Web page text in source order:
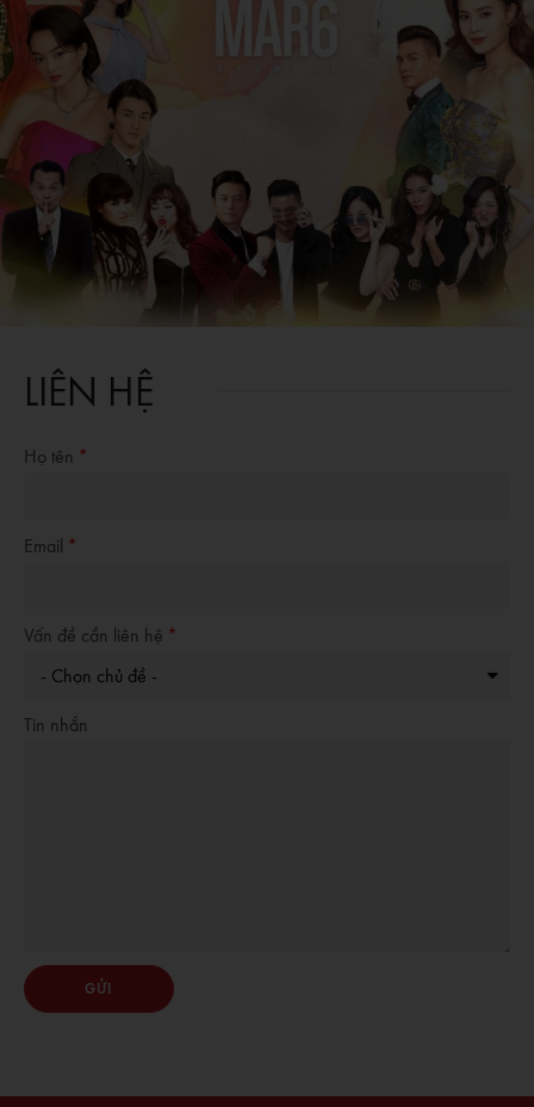
LIÊN HỆ
Họ tên
Email
Vấn đề cần liên hệ
Tin nhắn
GỬI